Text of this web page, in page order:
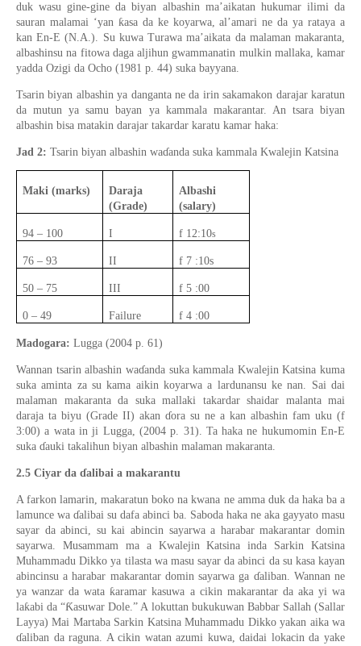
duk wasu gine-gine da biyan albashin ma’aikatan hukumar ilimi da
sauran malamai ‘yan ƙasa da ke koyarwa, al’amari ne da ya rataya a
kan En-E (N.A.). Su kuwa Turawa ma’aikata da malaman makaranta,
albashinsu na fitowa daga aljihun gwammanatin mulkin mallaka, kamar
yadda Ozigi da Ocho (1981 p. 44) suka bayyana.
Tsarin biyan albashin ya danganta ne da irin sakamakon darajar karatun
da mutun ya samu bayan ya kammala makarantar. An tsara biyan
albashin bisa matakin darajar takardar karatu kamar haka:
Jad 2: Tsarin biyan albashin waɗanda suka kammala Kwalejin Katsina
Maki (marks)
Daraja
(Grade)
Albashi
(salary)
94 – 100 I f 12:10s
76 – 93 II f 7 :10s
50 – 75 III f 5 :00
0 – 49 Failure f 4 :00
Madogara: Lugga (2004 p. 61)
Wannan tsarin albashin waɗanda suka kammala Kwalejin Katsina kuma
suka aminta za su kama aikin koyarwa a lardunansu ke nan. Sai dai
malaman makaranta da suka mallaki takardar shaidar malanta mai
daraja ta biyu (Grade II) akan ɗora su ne a kan albashin fam uku (f
3:00) a wata in ji Lugga, (2004p. 31). Ta haka ne hukumomin En-E
suka ɗauki takalihun biyan albashin malaman makaranta.
2.5 Ciyar da ɗalibai a makarantu
A farkon lamarin, makaratun boko na kwana ne amma duk da haka ba a
lamunce wa ɗalibai su dafa abinci ba. Saboda haka ne aka gayyato masu
sayar da abinci, su kai abincin sayarwa a harabar makarantar domin
sayarwa. Musammam ma aKwalejinKatsina inda Sarkin Katsina
Muhammadu Dikko ya tilasta wa masu sayar da abinci da su kasa kayan
abincinsu a harabar makarantar domin sayarwa ga ɗaliban. Wannan ne
ya wanzar da wataƙaramar kasuwa a cikin makarantar da aka yi wa
laƙabi da “Ƙasuwar Dole.” A lokuttan bukukuwan Babbar Sallah (Sallar
Layya) Mai Martaba Sarkin Katsina Muhammadu Dikko yakan aika wa
ɗaliban da raguna. A cikin watan azumi kuwa, daidai lokacin da yake